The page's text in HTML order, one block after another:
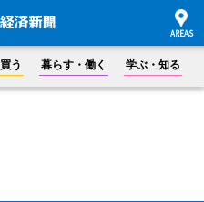
買う 暮らす・働く 学ぶ・知る